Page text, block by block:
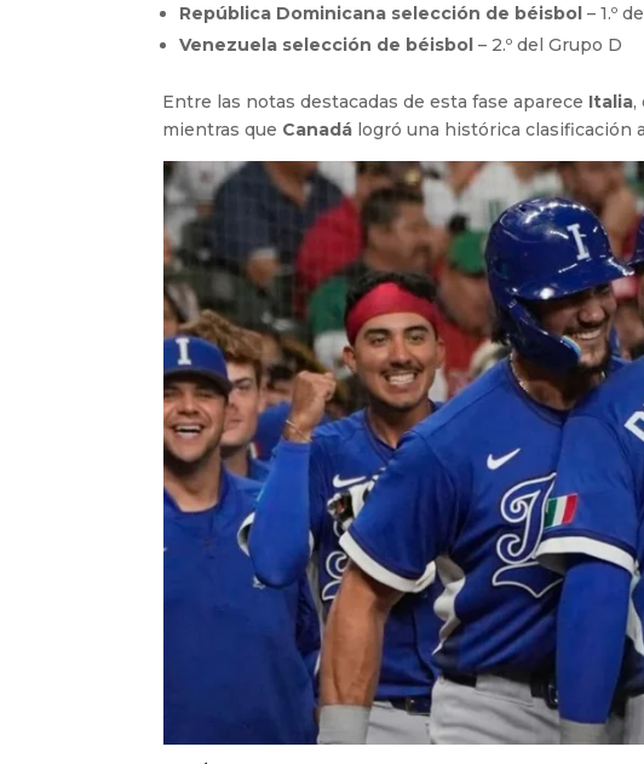
República Dominicana selección de béisbol – 1.º
Venezuela selección de béisbol – 2.º del Grupo D
Entre las notas destacadas de esta fase aparece Italia,
mientras que Canadá logró una histórica clasificación